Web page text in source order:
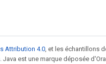
Attribution 4.0 , et les échantillons
. Java est une marque déposée